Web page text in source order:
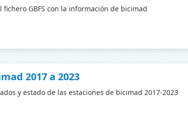
GBFS con la información de bicimad
2017 a 2023
y estado de las estaciones de bicimad 2017-2023